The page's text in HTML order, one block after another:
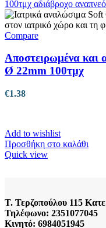
Compare
Αποστειρωμένα και
Ø 22mm 100τμχ
€1.38
Add to wishlist
Προσθήκη στο καλάθι
Quick view
Τ. Τερζοπούλου 115
Τηλέφωνο: 2351077045
Κινητό: 6984051945